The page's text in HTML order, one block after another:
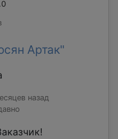
Артак"
назад